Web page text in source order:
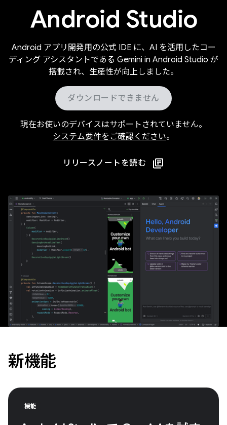
Android Studio
Android アプリ開発用の公式 IDE に、AI を活用したコー
ディング アシスタントである Gemini in Android Studio が
搭載され、生産性が向上しました。
ダウンロードできません
現在お使いのデバイスはサポートされていません。
システム要件をご確認ください。
リリースノートを読む
新機能
機能